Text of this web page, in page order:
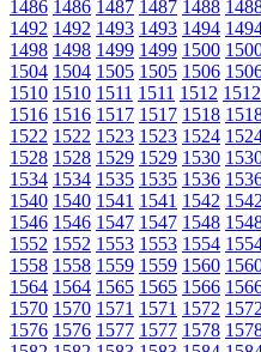
1486 1486 1487 1487 1488
1492 1492 1493 1493 1494
1498 1498 1499 1499 1500
1504 1504 1505 1505 1506
1510 1510 1511 1511 1512 1512
1516 1516 1517 1517 1518
1522 1522 1523 1523 1524
1528 1528 1529 1529 1530
1534 1534 1535 1535 1536
1540 1540 1541 1541 1542
1546 1546 1547 1547 1548
1552 1552 1553 1553 1554
1558 1558 1559 1559 1560
1564 1564 1565 1565 1566
1570 1570 1571 1571 1572
1576 1576 1577 1577 1578